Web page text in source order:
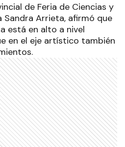
de Feria de Ciencias y
Sandra Arrieta, afirmó que
está en alto a nivel
en el eje artístico también